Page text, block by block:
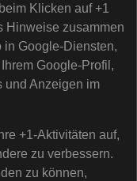
Klicken auf +1
Hinweise zusammen
in Google-Diensten,
Google-Profil,
und Anzeigen im
+1-Aktivitäten auf,
zu verbessern.
zu können,